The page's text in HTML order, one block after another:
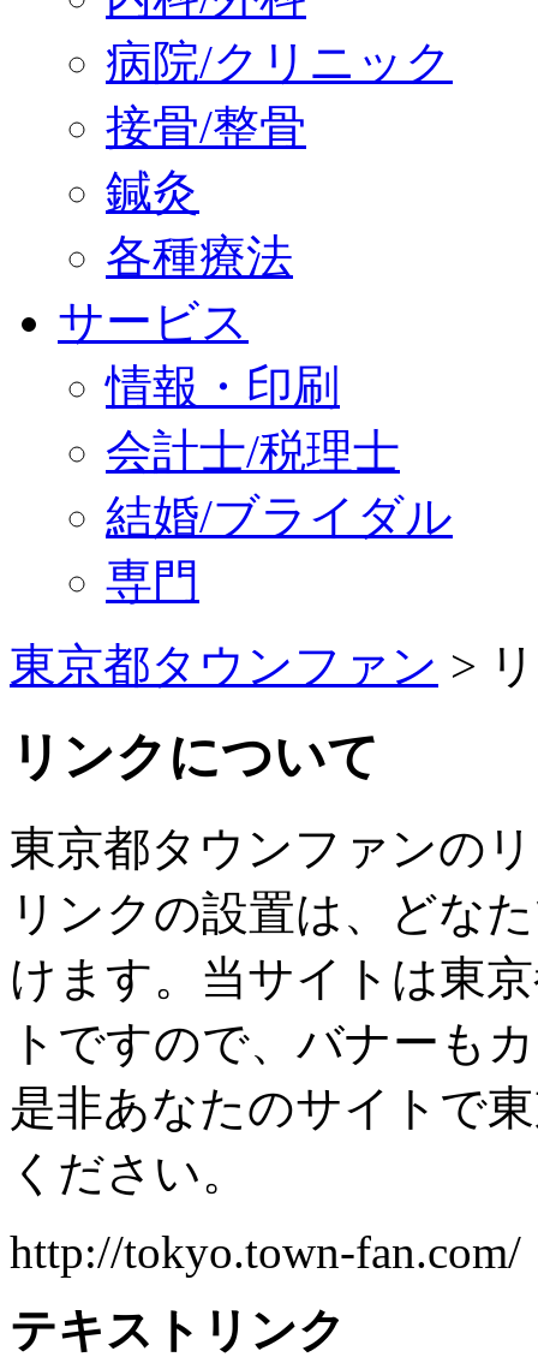
病院/クリニック
接骨/整骨
鍼灸
各種療法
サービス
情報・印刷
会計士/税理士
結婚/ブライダル
専門
東京都タウンファン >
リンクについて
東京都タウンファンの
リンクの設置は、どな
けます。当サイトは東
トですので、バナーも
是非あなたのサイトで
ください。
http://tokyo.town-fan.com/
テキストリンク